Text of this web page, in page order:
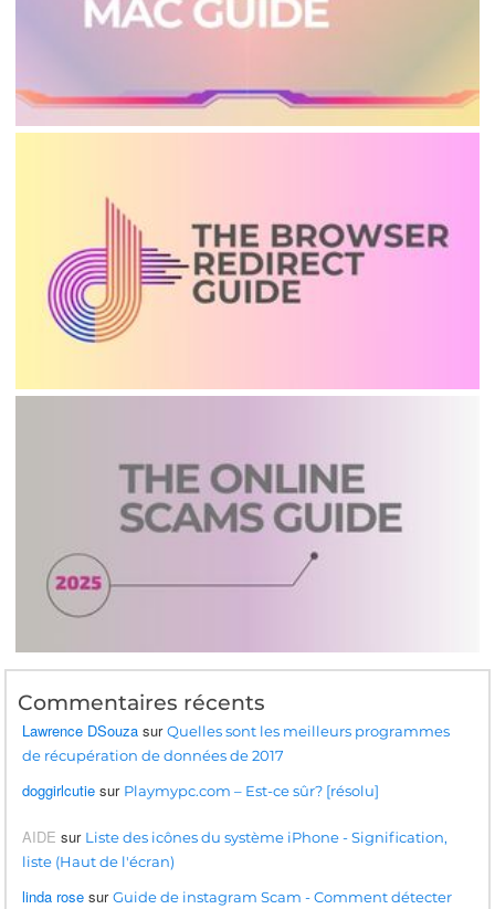
Commentaires récents
Lawrence DSouza surQuelles sont les meilleurs programmes
de récupération de données de 2017
doggirlcutie sur Playmypc.com – Est-ce sûr? [résolu]
AIDE sur Liste des icônes du système iPhone - Signification,
liste (Haut de l'écran)
linda rose surGuide de instagram Scam - Comment détecter